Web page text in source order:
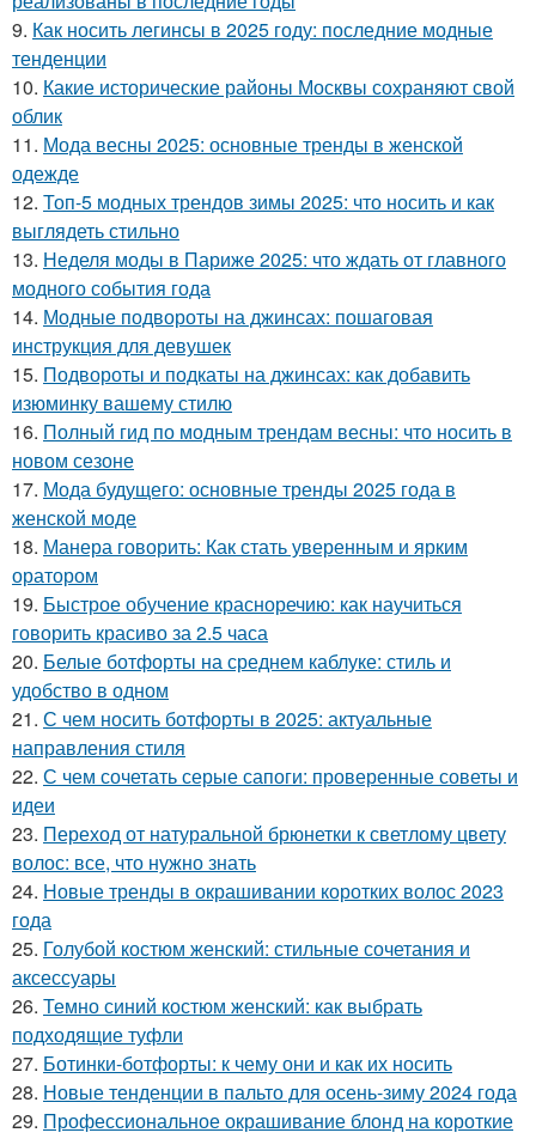
9. Как носить легинсы в 2025 году: последние модные
тенденции
10. Какие исторические районы Москвы сохраняют свой
облик
11. Мода весны 2025: основные тренды в женской
одежде
12. Топ-5 модных трендов зимы 2025: что носить и как
выглядеть стильно
13. Неделя моды в Париже 2025: что ждать от главного
модного события года
14. Модные подвороты на джинсах: пошаговая
инструкция для девушек
15. Подвороты и подкаты на джинсах: как добавить
изюминку вашему стилю
16. Полный гид по модным трендам весны: что носить в
новом сезоне
17. Мода будущего: основные тренды 2025 года в
женской моде
18. Манера говорить: Как стать уверенным и ярким
оратором
19. Быстрое обучение красноречию: как научиться
говорить красиво за 2.5 часа
20. Белые ботфорты на среднем каблуке: стиль и
удобство в одном
21. С чем носить ботфорты в 2025: актуальные
направления стиля
22. С чем сочетать серые сапоги: проверенные советы и
идеи
23. Переход от натуральной брюнетки к светлому цвету
волос: все, что нужно знать
24. Новые тренды в окрашивании коротких волос 2023
года
25. Голубой костюм женский: стильные сочетания и
аксессуары
26. Темно синий костюм женский: как выбрать
подходящие туфли
27. Ботинки-ботфорты: к чему они и как их носить
28. Новые тенденции в пальто для осень-зиму 2024 года
29. Профессиональное окрашивание блонд на короткие